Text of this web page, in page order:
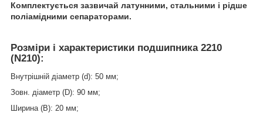
Комплектується зазвичай латунними, стальними і рідше
поліамідними сепараторами.
Розміри і характеристики подшипника 2210
(N210):
Внутрішній діаметр (d): 50 мм;
Зовн. діаметр (D): 90 мм;
Ширина (B): 20 мм;